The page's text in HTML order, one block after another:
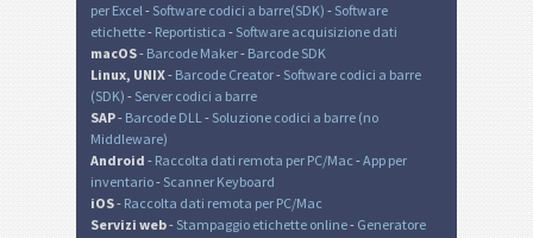
per Excel- Software codici a barre(SDK) - Software
etichette- Reportistica - Software acquisizione dati
macOS- Barcode Maker- Barcode SDK
Linux, UNIX- Barcode Creator- Software codici a barre
(SDK) - Server codici a barre
SAP- Barcode DLL- Soluzione codici a barre (no
Middleware)
Android - Raccolta dati remota per PC/Mac -App per
inventario- Scanner Keyboard
iOS- Raccolta dati remota per PC/Mac
Servizi web- Stampaggio etichette online- Generatore